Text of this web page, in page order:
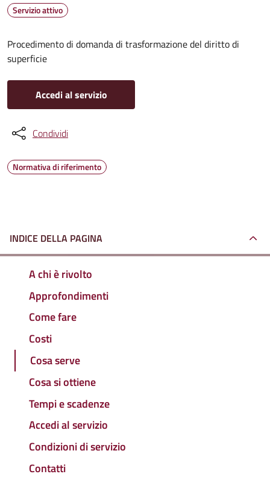
Servizio attivo
Procedimento di domanda di trasformazione del diritto di
superficie
Accedi al servizio
Condividi
Normativa di riferimento
INDICE DELLA PAGINA
A chi è rivolto
Approfondimenti
Come fare
Costi
Cosa serve
Cosa si ottiene
Tempi e scadenze
Accedi al servizio
Condizioni di servizio
Contatti